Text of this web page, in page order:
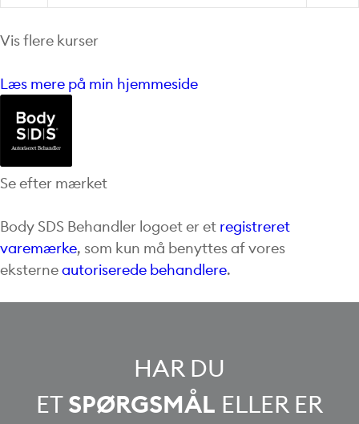
Vis flere kurser
Læs mere på min hjemmeside
Se efter mærket
Body SDS Behandler logoet er et registreret
varemærke, som kun må benyttes af vores
eksterneautoriserede behandlere.
HAR DU
ETSPØRGSMÅL ELLER ER